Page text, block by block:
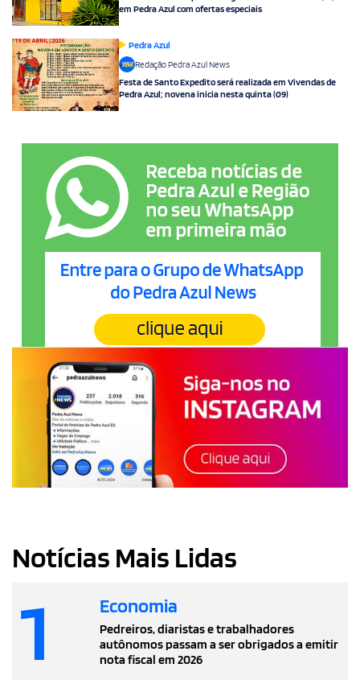
em Pedra Azul com ofertas especiais
Pedra Azul
Redação Pedra Azul News
Festa de Santo Expedito será realizada em Vivendas de
Pedra Azul; novena inicia nesta quinta (09)
Notícias Mais Lidas
1 Economia
Pedreiros, diaristas e trabalhadores
autônomos passam a ser obrigados a emitir
nota fiscal em 2026